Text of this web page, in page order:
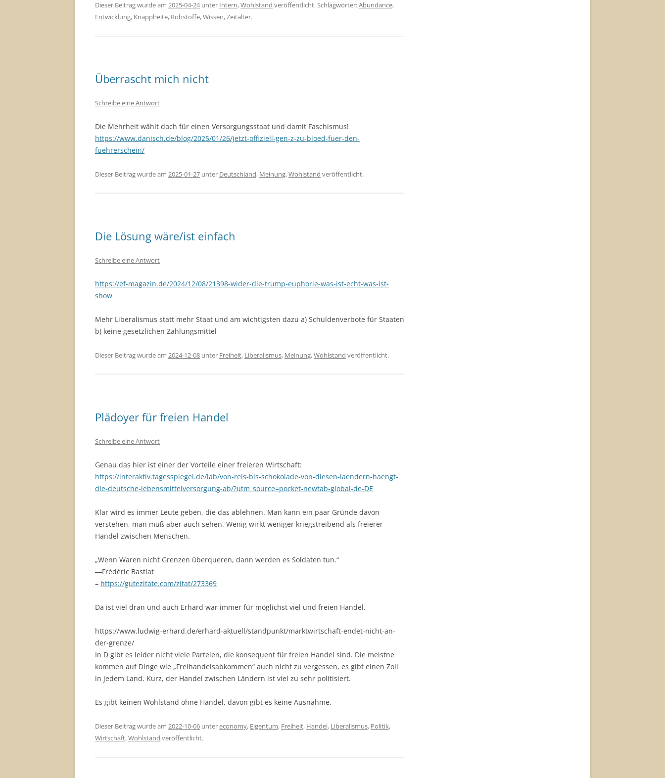
Dieser Beitrag wurde am 2025-04-24unter Intern,Wohlstand veröffentlicht. Schlagwörter:Abundance,
Entwicklung, Knappheite, Rohstoffe,Wissen,Zeitalter.
Überrascht mich nicht
Schreibe eine Antwort
Die Mehrheit wählt doch für einen Versorgungsstaat und damit Faschismus!
https://www.danisch.de/blog/2025/01/26/jetzt-offiziell-gen-z-zu-bloed-fuer-den-
fuehrerschein/
Dieser Beitrag wurde am 2025-01-27 unter Deutschland, Meinung,Wohlstand veröffentlicht.
Die Lösung wäre/ist einfach
Schreibe eine Antwort
https://ef-magazin.de/2024/12/08/21398-wider-die-trump-euphorie-was-ist-echt-was-ist-
show
Mehr Liberalismus statt mehr Staat und am wichtigsten dazu a) Schuldenverbote für Staaten
b) keine gesetzlichen Zahlungsmittel
Dieser Beitrag wurde am 2024-12-08 unter Freiheit, Liberalismus, Meinung,Wohlstand veröffentlicht.
Plädoyer für freien Handel
Schreibe eine Antwort
Genau das hier ist einer der Vorteile einer freieren Wirtschaft:
https://interaktiv.tagesspiegel.de/lab/von-reis-bis-schokolade-von-diesen-laendern-haengt-
die-deutsche-lebensmittelversorgung-ab/?utm_source=pocket-newtab-global-de-DE
Klar wird es immer Leute geben, die das ablehnen. Man kann ein paar Gründe davon
verstehen, man muß aber auch sehen. Wenig wirkt weniger kriegstreibend als freierer
Handel zwischen Menschen.
„Wenn Waren nicht Grenzen überqueren, dann werden es Soldaten tun.“
―Frédéric Bastiat
– https://gutezitate.com/zitat/273369
Da ist viel dran und auch Erhard war immer für möglichst viel und freien Handel.
https://www.ludwig-erhard.de/erhard-aktuell/standpunkt/marktwirtschaft-endet-nicht-an-
der-grenze/
In D gibt es leider nicht viele Parteien, die konsequent für freien Handel sind. Die meistne
kommen auf Dinge wie „Freihandelsabkommen“ auch nicht zu vergessen, es gibt einen Zoll
in jedem Land. Kurz, der Handel zwischen Ländern ist viel zu sehr politisiert.
Es gibt keinen Wohlstand ohne Handel, davon gibt es keine Ausnahme.
Dieser Beitrag wurde am 2022-10-06 untereconomy, Eigentum, Freiheit, Handel, Liberalismus, Politik,
Wirtschaft,Wohlstand veröffentlicht.